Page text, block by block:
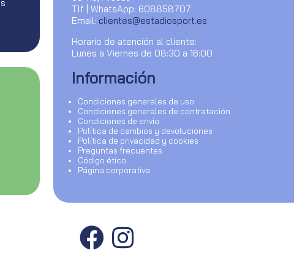
Tlf | WhatsApp: 608858707
Email: clientes@estadiosport.es
Horario de atención al cliente:
Lunes a Viernes de 08:30 a 16:00
Información
Condiciones generales de uso
Condiciones generales de contratación
Condiciones de envío
Política de cambios y devoluciones
Política de privacidad y cookies
Preguntas frecuentes
Código ético
Página corporativa